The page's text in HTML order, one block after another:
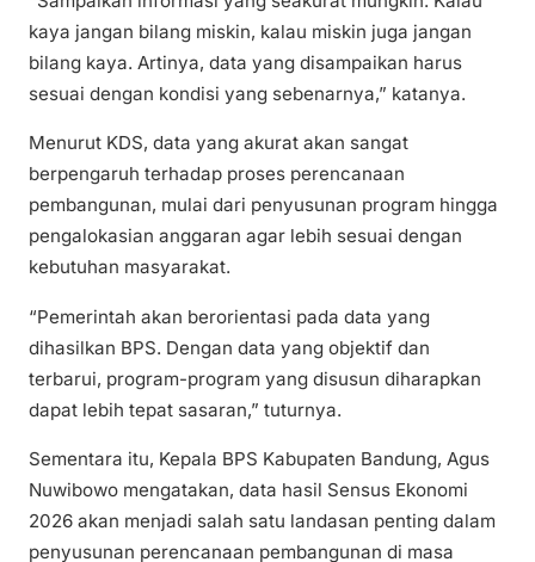
kaya jangan bilang miskin, kalau miskin juga jangan
bilang kaya. Artinya, data yang disampaikan harus
sesuai dengan kondisi yang sebenarnya,” katanya.
Menurut KDS, data yang akurat akan sangat
berpengaruh terhadap proses perencanaan
pembangunan, mulai dari penyusunan program hingga
pengalokasian anggaran agar lebih sesuai dengan
kebutuhan masyarakat.
“Pemerintah akan berorientasi pada data yang
dihasilkan BPS. Dengan data yang objektif dan
terbarui, program-program yang disusun diharapkan
dapat lebih tepat sasaran,” tuturnya.
Sementara itu, Kepala BPS Kabupaten Bandung, Agus
Nuwibowo mengatakan, data hasil Sensus Ekonomi
2026 akan menjadi salah satu landasan penting dalam
penyusunan perencanaan pembangunan di masa